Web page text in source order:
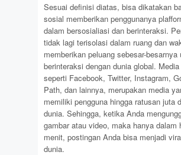
Sesuai definisi diatas, bisa dikatakan
sosial memberikan penggunanya
dalam bersosialiasi dan berinteraksi.
tidak lagi terisolasi dalam ruang dan
memberikan peluang sebesar-besarnya
berinteraksi dengan dunia global.
seperti Facebook, Twitter, Instagram,
Path, dan lainnya, merupakan media
memiliki pengguna hingga ratusan juta
dunia. Sehingga, ketika Anda
gambar atau video, maka hanya dalam
menit, postingan Anda bisa menjadi
dunia.